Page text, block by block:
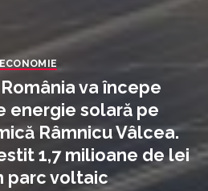
ECONOMIE
va începe
energie solară pe
Râmnicu Vâlcea.
1,7 milioane de lei
parc voltaic